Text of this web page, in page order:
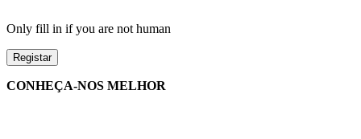
Only fill in if you are not human
CONHEÇA-NOS MELHOR